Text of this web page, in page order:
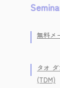
無料メ
タオ
(TDM)